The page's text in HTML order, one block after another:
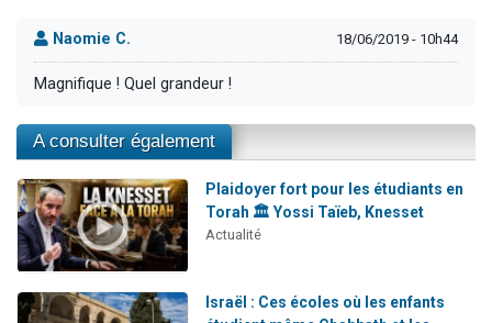
Naomie C. 18/06/2019 - 10h44
Magnifique ! Quel grandeur !
A consulter également
Plaidoyer fort pour les étudiants en
Torah 🏛️ Yossi Taïeb, Knesset
Actualité
Israël : Ces écoles où les enfants